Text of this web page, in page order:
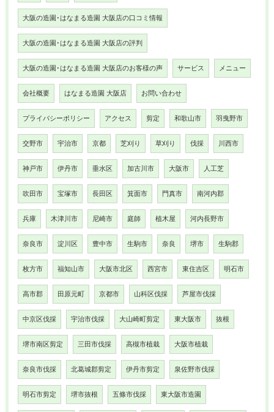
大阪の造園･はなまる造園 大阪店の口コミ情報
大阪の造園･はなまる造園 大阪店の評判
大阪の造園･はなまる造園 大阪店のお客様の声 サービス メニュー
会社概要 はなまる造園 大阪店 お問い合わせ
プライバシーポリシー アクセス 剪定 和歌山市 羽曳野市
交野市 宇治市 京都 芝刈り 草刈り 伐採 川西市
神戸市 伊丹市 垂水区 加古川市 大阪市 人工芝
吹田市 宝塚市 長田区 箕面市 門真市 南河内郡
兵庫 木津川市 尼崎市 庭師 植木屋 河内長野市
奈良市 淀川区 豊中市 生駒市 奈良 堺市 生駒郡
枚方市 福知山市 大阪市北区 西宮市 東住吉区 明石市
高市郡 田原元町 京都市 山科区伐採 芦屋市伐採
中京区伐採 宇治市伐採 大山崎町剪定 東大阪市 抜根
堺市南区剪定 三田市伐採 高槻市植栽 大阪市植栽
奈良市伐採 北葛城郡剪定 伊丹市剪定 泉佐野市伐採
明石市剪定 堺市抜根 五條市伐採 東大阪市造園